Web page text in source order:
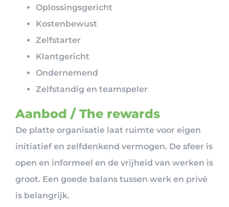
Oplossingsgericht
Kostenbewust
Zelfstarter
Klantgericht
Ondernemend
Zelfstandig en teamspeler
Aanbod / The rewards
De platte organisatie laat ruimte voor eigen
initiatief en zelfdenkend vermogen. De sfeer is
open en informeel en de vrijheid van werken is
groot. Een goede balans tussen werk en privé
is belangrijk.